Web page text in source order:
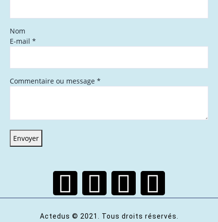
Nom
E-mail *
Commentaire ou message *
Envoyer
Actedus © 2021. Tous droits réservés.